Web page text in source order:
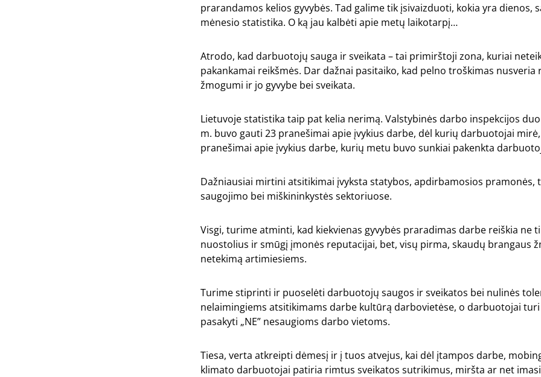
prarandamos kelios gyvybės. Tad galime tik įsivaizduoti, kokia yra dienos,
mėnesio statistika. O ką jau kalbėti apie metų laikotarpį…
Atrodo, kad darbuotojų sauga ir sveikata – tai primirštoji zona, kuriai
pakankamai reikšmės. Dar dažnai pasitaiko, kad pelno troškimas nusveria
žmogumi ir jo gyvybe bei sveikata.
Lietuvoje statistika taip pat kelia nerimą. Valstybinės darbo inspekcijos
m. buvo gauti 23 pranešimai apie įvykius darbe, dėl kurių darbuotojai
pranešimai apie įvykius darbe, kurių metu buvo sunkiai pakenkta
Dažniausiai mirtini atsitikimai įvyksta statybos, apdirbamosios
saugojimo bei miškininkystės sektoriuose.
Visgi, turime atminti, kad kiekvienas gyvybės praradimas darbe reiškia ne
nuostolius ir smūgį įmonės reputacijai, bet, visų pirma, skaudų brangaus
netekimą artimiesiems.
Turime stiprinti ir puoselėti darbuotojų saugos ir sveikatos bei nulinės
nelaimingiems atsitikimams darbe kultūrą darbovietėse, o darbuotojai
pasakyti „NE” nesaugioms darbo vietoms.
Tiesa, verta atkreipti dėmesį ir į tuos atvejus, kai dėl įtampos darbe,
klimato darbuotojai patiria rimtus sveikatos sutrikimus, miršta ar net